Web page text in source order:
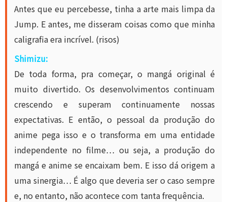
Antes que eu percebesse, tinha a arte mais limpa da
Jump. E antes, me disseram coisas como que minha
caligrafia era incrível. (risos)
Shimizu:
De toda forma, pra começar, o mangá original é
muito divertido. Os desenvolvimentos continuam
crescendo e superam continuamente nossas
expectativas. E então, o pessoal da produção do
anime pega isso e o transforma em uma entidade
independente no filme… ou seja, a produção do
mangá e anime se encaixam bem. E isso dá origem a
uma sinergia… É algo que deveria ser o caso sempre
e, no entanto, não acontece com tanta frequência.